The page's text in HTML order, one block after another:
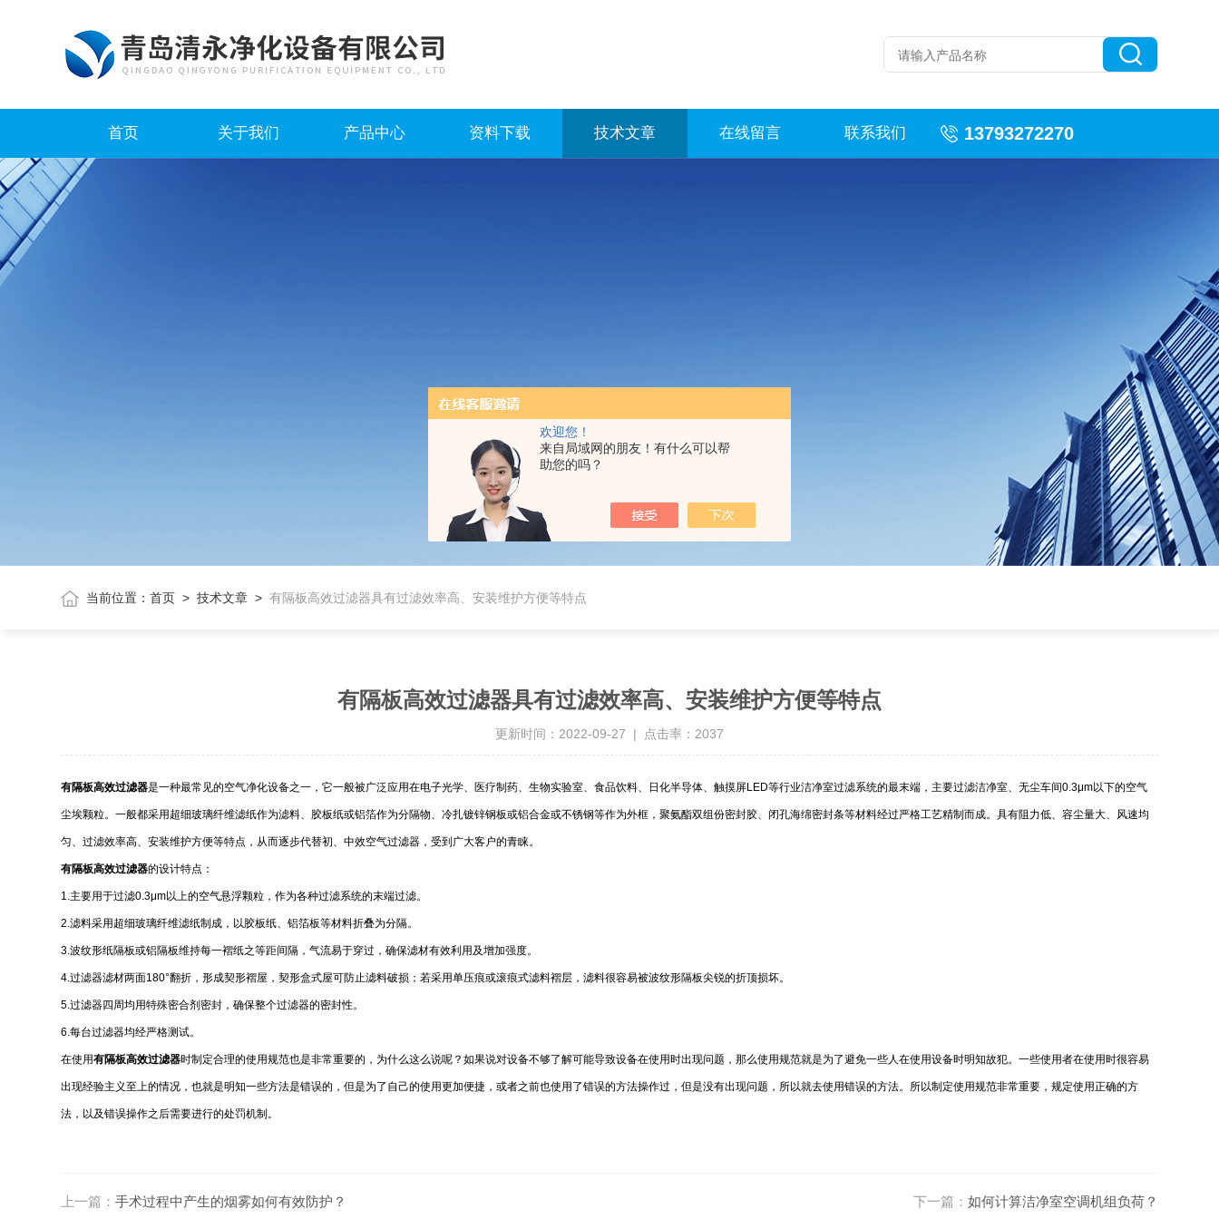
欢迎您！
来自局域网的朋友！有什么可以帮
助您的吗？
首页 关于我们 产品中心 资料下载 技术文章 在线留言 联系我们 13793272270
当前位置：首页 >技术文章 >有隔板高效过滤器具有过滤效率高、安装维护方便等特点
有隔板高效过滤器具有过滤效率高、安装维护方便等特点
更新时间：2022-09-27 | 点击率：2037
有隔板高效过滤器是一种最常见的空气净化设备之一，它一般被广泛应用在电子光学、医疗制药、生物实验室、食品饮料、日化半导体、触摸屏LED等行业洁净室过滤系统的最末端，主要过滤洁净室、无尘车间0.3μm以下的空气
尘埃颗粒。一般都采用超细玻璃纤维滤纸作为滤料、胶板纸或铝箔作为分隔物、冷扎镀锌钢板或铝合金或不锈钢等作为外框，聚氨酯双组份密封胶、闭孔海绵密封条等材料经过严格工艺精制而成。具有阻力低、容尘量大、风速均
匀、过滤效率高、安装维护方便等特点，从而逐步代替初、中效空气过滤器，受到广大客户的青睐。
有隔板高效过滤器的设计特点：
1.主要用于过滤0.3μm以上的空气悬浮颗粒，作为各种过滤系统的末端过滤。
2.滤料采用超细玻璃纤维滤纸制成，以胶板纸、铝箔板等材料折叠为分隔。
3.波纹形纸隔板或铝隔板维持每一褶纸之等距间隔，气流易于穿过，确保滤材有效利用及增加强度。
4.过滤器滤材两面180°翻折，形成契形褶屋，契形盒式屋可防止滤料破损；若采用单压痕或滚痕式滤料褶层，滤料很容易被波纹形隔板尖锐的折顶损坏。
5.过滤器四周均用特殊密合剂密封，确保整个过滤器的密封性。
6.每台过滤器均经严格测试。
在使用有隔板高效过滤器时制定合理的使用规范也是非常重要的，为什么这么说呢？如果说对设备不够了解可能导致设备在使用时出现问题，那么使用规范就是为了避免一些人在使用设备时明知故犯。一些使用者在使用时很容易
出现经验主义至上的情况，也就是明知一些方法是错误的，但是为了自己的使用更加便捷，或者之前也使用了错误的方法操作过，但是没有出现问题，所以就去使用错误的方法。所以制定使用规范非常重要，规定使用正确的方
法，以及错误操作之后需要进行的处罚机制。
上一篇：手术过程中产生的烟雾如何有效防护？ 下一篇： 如何计算洁净室空调机组负荷？